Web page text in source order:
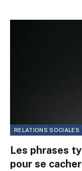
RELATIONS SOCIALES
Les phrases
pour se